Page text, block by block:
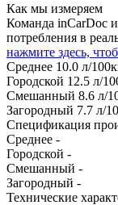
Как мы измеряем
Команда inCarDoc
потребления в
нажмите здесь,
Среднее 10.0 л/
Городской 12.5 л/
Смешанный 8.6 л/
Загородный 7.7 л/
Спецификация
Среднее -
Городской -
Смешанный -
Загородный -
Технические